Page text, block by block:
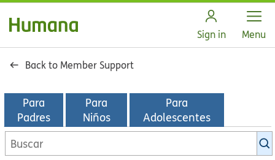
Sign in Open
Menu
Back to Member Support
Para
Padres
Para
Niños
Para
Adolescentes
Buscar
en